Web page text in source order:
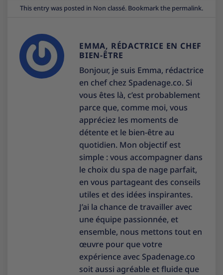
This entry was posted in Non classé. Bookmark the permalink.
EMMA, RÉDACTRICE EN CHEF
BIEN-ÊTRE
Bonjour, je suis Emma, rédactrice
en chef chez Spadenage.co. Si
vous êtes là, c’est probablement
parce que, comme moi, vous
appréciez les moments de
détente et le bien-être au
quotidien. Mon objectif est
simple : vous accompagner dans
le choix du spa de nage parfait,
en vous partageant des conseils
utiles et des idées inspirantes.
J’ai la chance de travailler avec
une équipe passionnée, et
ensemble, nous mettons tout en
œuvre pour que votre
expérience avec Spadenage.co
soit aussi agréable et fluide que